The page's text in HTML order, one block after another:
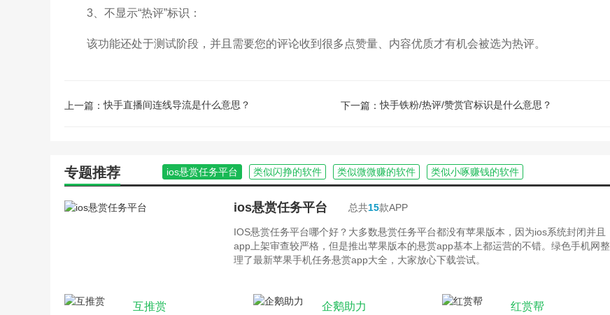
3、不显示“热评”标识：
该功能还处于测试阶段，并且需要您的评论收到很多点赞量、内容优质才有机会被选为热评。
上一篇： 快手直播间连线导流是什么意思？ 下一篇： 快手铁粉/热评/赞赏官标识是什么意思？
专题推荐 ios悬赏任务平台 类似闪挣的软件 类似微微赚的软件 类似小啄赚钱的软件
ios悬赏任务平台 总共15款APP
IOS悬赏任务平台哪个好？大多数悬赏任务平台都没有苹果版本，因为ios系统封闭并且
app上架审查较严格，但是推出苹果版本的悬赏app基本上都运营的不错。绿色手机网整
理了最新苹果手机任务悬赏app大全，大家放心下载尝试。
互推赏 企鹅助力 红赏帮